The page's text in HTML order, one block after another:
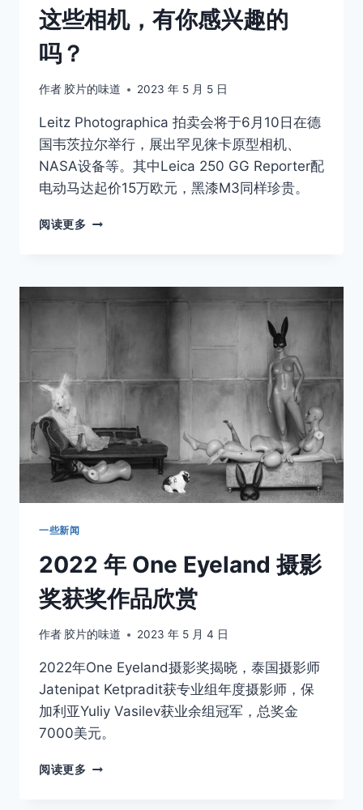
这些相机，有你感兴趣的
吗？
作者 胶片的味道 2023 年 5 月 5 日
Leitz Photographica 拍卖会将于6月10日在德
国韦茨拉尔举行，展出罕见徕卡原型相机、
NASA设备等。其中Leica 250 GG Reporter配
电动马达起价15万欧元，黑漆M3同样珍贵。
阅读更多
卡
拍
卖
这
些
相
机，
有
趣
吗？
一些新闻
2022 年 One Eyeland 摄影
奖获奖作品欣赏
作者 胶片的味道 2023 年 5 月 4 日
2022年One Eyeland摄影奖揭晓，泰国摄影师
Jatenipat Ketpradit获专业组年度摄影师，保
加利亚Yuliy Vasilev获业余组冠军，总奖金
7000美元。
阅读更多 2022